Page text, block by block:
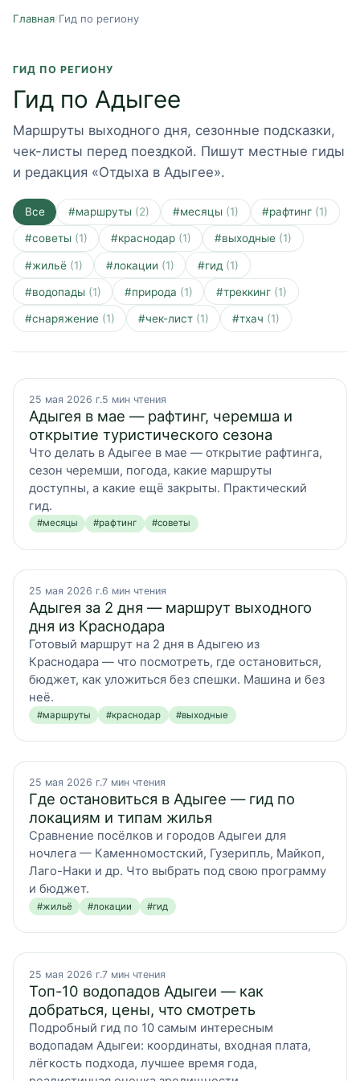
Главная/Гид по региону
ГИД ПО РЕГИОНУ
Гид по Адыгее
Маршруты выходного дня, сезонные подсказки,
чек-листы перед поездкой. Пишут местные гиды
и редакция «Отдыха в Адыгее».
Все #маршруты (2) #месяцы (1) #рафтинг (1)
#советы (1) #краснодар (1) #выходные (1)
#жильё (1) #локации (1) #гид (1)
#водопады (1) #природа (1) #треккинг (1)
#снаряжение (1) #чек-лист (1) #тхач (1)
25 мая 2026 г.5 мин чтения
Адыгея в мае — рафтинг, черемша и
открытие туристического сезона
Что делать в Адыгее в мае — открытие рафтинга,
сезон черемши, погода, какие маршруты
доступны, а какие ещё закрыты. Практический
гид.
#месяцы #рафтинг #советы
25 мая 2026 г.6 мин чтения
Адыгея за 2 дня — маршрут выходного
дня из Краснодара
Готовый маршрут на 2 дня в Адыгею из
Краснодара — что посмотреть, где остановиться,
бюджет, как уложиться без спешки. Машина и без
неё.
#маршруты #краснодар #выходные
25 мая 2026 г.7 мин чтения
Где остановиться в Адыгее — гид по
локациям и типам жилья
Сравнение посёлков и городов Адыгеи для
ночлега — Каменномостский, Гузерипль, Майкоп,
Лаго-Наки и др. Что выбрать под свою программу
и бюджет.
#жильё #локации #гид
25 мая 2026 г.7 мин чтения
Топ-10 водопадов Адыгеи — как
добраться, цены, что смотреть
Подробный гид по 10 самым интересным
водопадам Адыгеи: координаты, входная плата,
лёгкость подхода, лучшее время года,